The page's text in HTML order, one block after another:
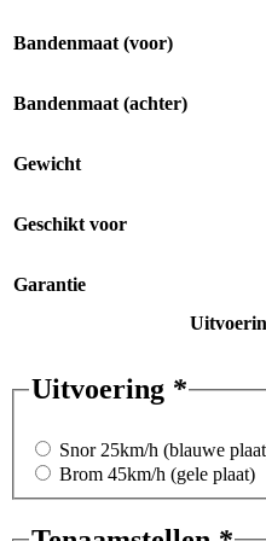
Bandenmaat (voor)
Bandenmaat (achter)
Gewicht
Geschikt voor
Garantie
Uitvoering *
Snor 25km/h (blauwe
Brom 45km/h (gele plaat)